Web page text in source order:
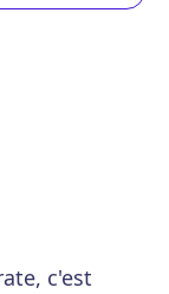
c'est